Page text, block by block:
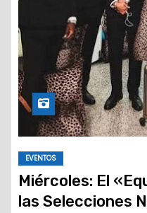
EVENTOS
Miércoles: El
las Selecciones